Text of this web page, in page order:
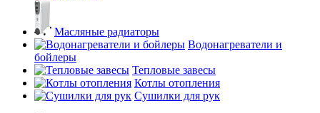
Масляные радиаторы
Водонагреватели и
бойлеры
Тепловые завесы
Котлы отопления
Сушилки для рук